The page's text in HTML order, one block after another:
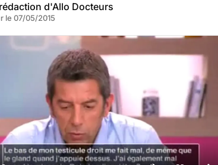
d'Allo Docteurs
le 07/05/2015